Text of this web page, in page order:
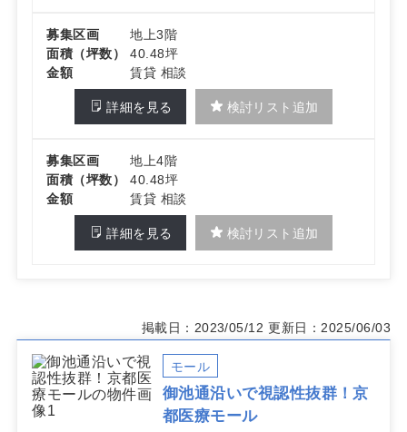
募集区画
地上3階
面積（坪数）
40.48坪
金額
賃貸 相談
詳細を見る 検討リスト追加
募集区画
地上4階
面積（坪数）
40.48坪
金額
賃貸 相談
詳細を見る 検討リスト追加
掲載日：2023/05/12 更新日：2025/06/03
モール
御池通沿いで視認性抜群！京
都医療モール